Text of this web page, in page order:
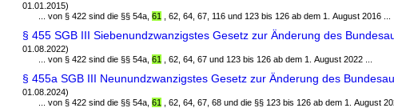
01.01.2015)
... von § 422 sind die §§ 54a, 61 , 62, 64, 67, 116 und 123 bis 126 ab dem 1. August 2016 ...
§ 455 SGB III Siebenundzwanzigstes Gesetz zur Änderung des
01.08.2022)
... von § 422 sind die §§ 54a, 61 , 62, 64, 67 und 123 bis 126 ab dem 1. August 2022 ...
§ 455a SGB III Neunundzwanzigstes Gesetz zur Änderung des
01.08.2024)
... von § 422 sind die §§ 54a, 61 , 62, 64, 67, 68 und die §§ 123 bis 126 ab dem 1. August